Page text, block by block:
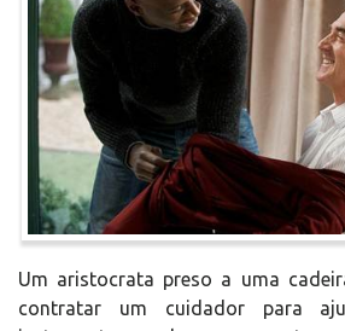
Um aristocrata preso a uma
contratar um cuidador para